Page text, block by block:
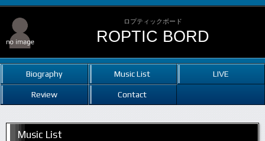
ロプティックボード
ROPTIC BORD
Biography Music List LIVE
Review Contact
Music List